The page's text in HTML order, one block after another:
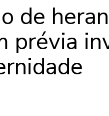
de
prévia